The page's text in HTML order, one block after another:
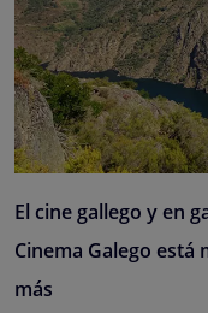
El cine gallego y en
Cinema Galego está
más